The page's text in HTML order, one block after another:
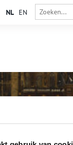
NL EN